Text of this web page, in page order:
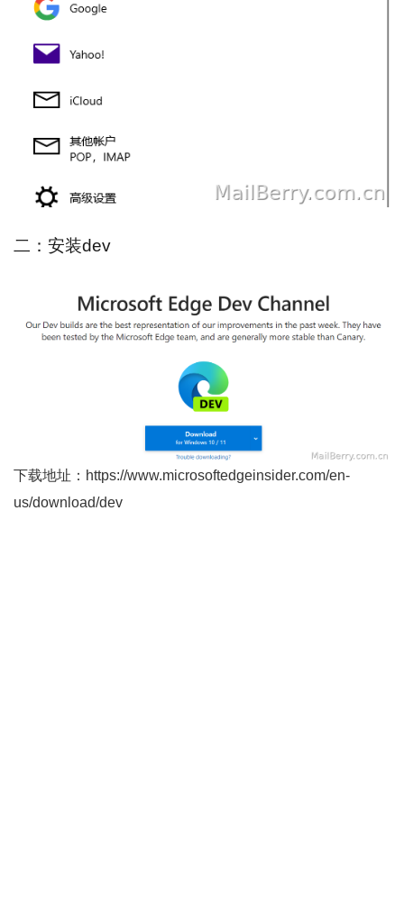
二：安装dev
下载地址：https://www.microsoftedgeinsider.com/en-
us/download/dev